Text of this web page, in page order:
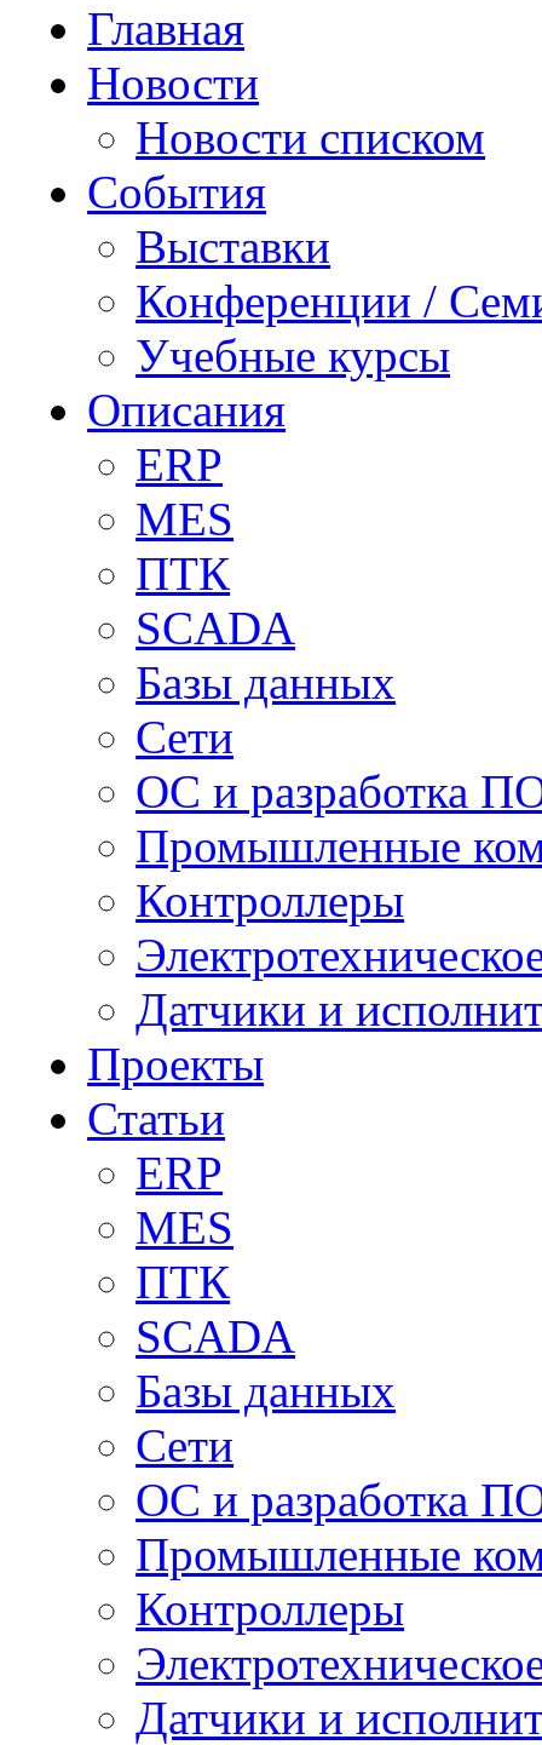
Главная
Новости
Новости списком
События
Выставки
Конференции /
Учебные курсы
Описания
ERP
MES
ПТК
SCADA
Базы данных
Сети
ОС и разработка
Промышленные
Контроллеры
Датчики и
Проекты
Статьи
ERP
MES
ПТК
SCADA
Базы данных
Сети
ОС и разработка
Промышленные
Контроллеры
Датчики и